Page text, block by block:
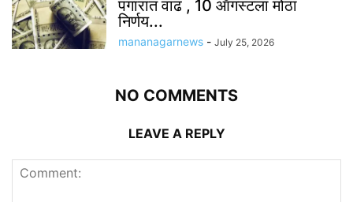
पगारात वाढ , 10 ऑगस्टला मोठा
निर्णय...
mananagarnews - July 25, 2026
NO COMMENTS
LEAVE A REPLY